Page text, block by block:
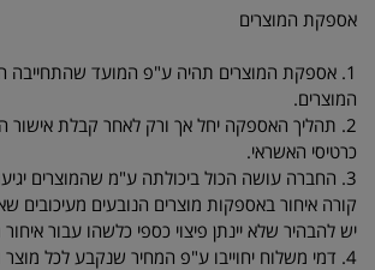
אספקת המוצרים
1. אספקת המוצרים תהיה ע"פ המועד שהתחייבה
המוצרים.
2. תהליך האספקה יחל אך ורק לאחר קבלת
כרטיסי האשראי.
3. החברה עושה הכול ביכולתה ע"מ שהמוצרים
קורה איחור באספקות מוצרים הנובעים מעיכובים
יש להבהיר שלא יינתן פיצוי כספי כלשהו עבור
4. דמי משלוח יחוייבו ע"פ המחיר שנקבע לכל